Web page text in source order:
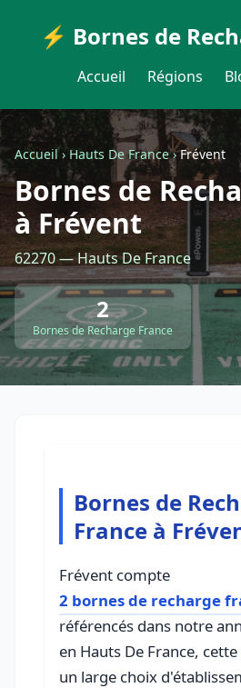
⚡ Bornes de
Accueil Régions
Accueil›Hauts De France›Frévent
Bornes de
à Frévent
62270 — Hauts De France
2
Bornes de Recharge France
Bornes de
France à
Frévent compte
2 bornes de recharge
référencés dans notre
en Hauts De France,
un large choix